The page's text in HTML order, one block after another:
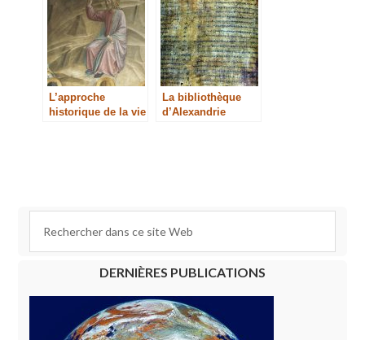
L’approche
historique de la vie
La bibliothèque
d’Alexandrie
DERNIÈRES PUBLICATIONS